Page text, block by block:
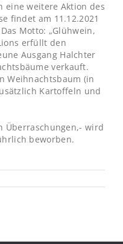
eine weitere Aktion des
findet am 11.12.2021
Motto: „Glühwein,
erfüllt den
Ausgang Halchter
verkauft.
Weihnachtsbaum (in
Kartoffeln und
Überraschungen,- wird
beworben.